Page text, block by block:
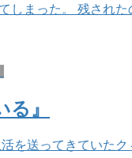
まった。 残され
』
送ってきていた